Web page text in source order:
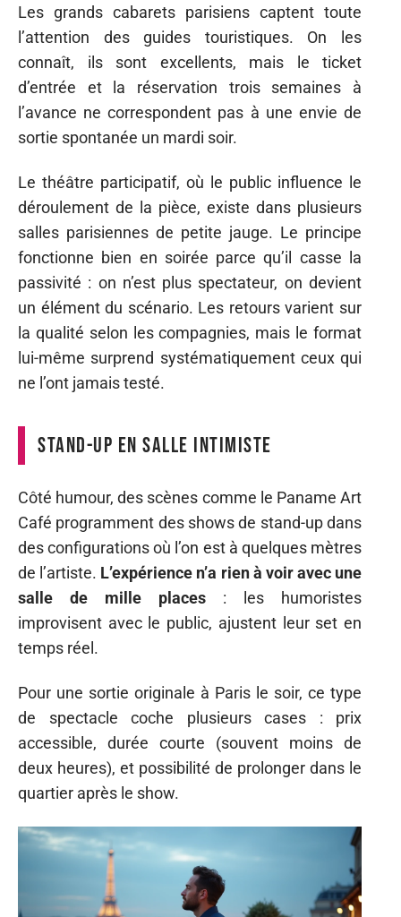
Les grands cabarets parisiens captent toute
l’attention des guides touristiques. On les
connaît, ils sont excellents, mais le ticket
d’entrée et la réservation trois semaines à
l’avance ne correspondent pas à une envie de
sortie spontanée un mardi soir.
Le théâtre participatif, où le public influence le
déroulement de la pièce, existe dans plusieurs
salles parisiennes de petite jauge. Le principe
fonctionne bien en soirée parce qu’il casse la
passivité : on n’est plus spectateur, on devient
un élément du scénario. Les retours varient sur
la qualité selon les compagnies, mais le format
lui-même surprend systématiquement ceux qui
ne l’ont jamais testé.
Stand-up en salle intimiste
Côté humour, des scènes comme le Paname Art
Café programment des shows de stand-up dans
des configurations où l’on est à quelques mètres
de l’artiste. L’expérience n’a rien à voir avec une
salle de mille places : les humoristes
improvisent avec le public, ajustent leur set en
temps réel.
Pour une sortie originale à Paris le soir, ce type
de spectacle coche plusieurs cases : prix
accessible, durée courte (souvent moins de
deux heures), et possibilité de prolonger dans le
quartier après le show.